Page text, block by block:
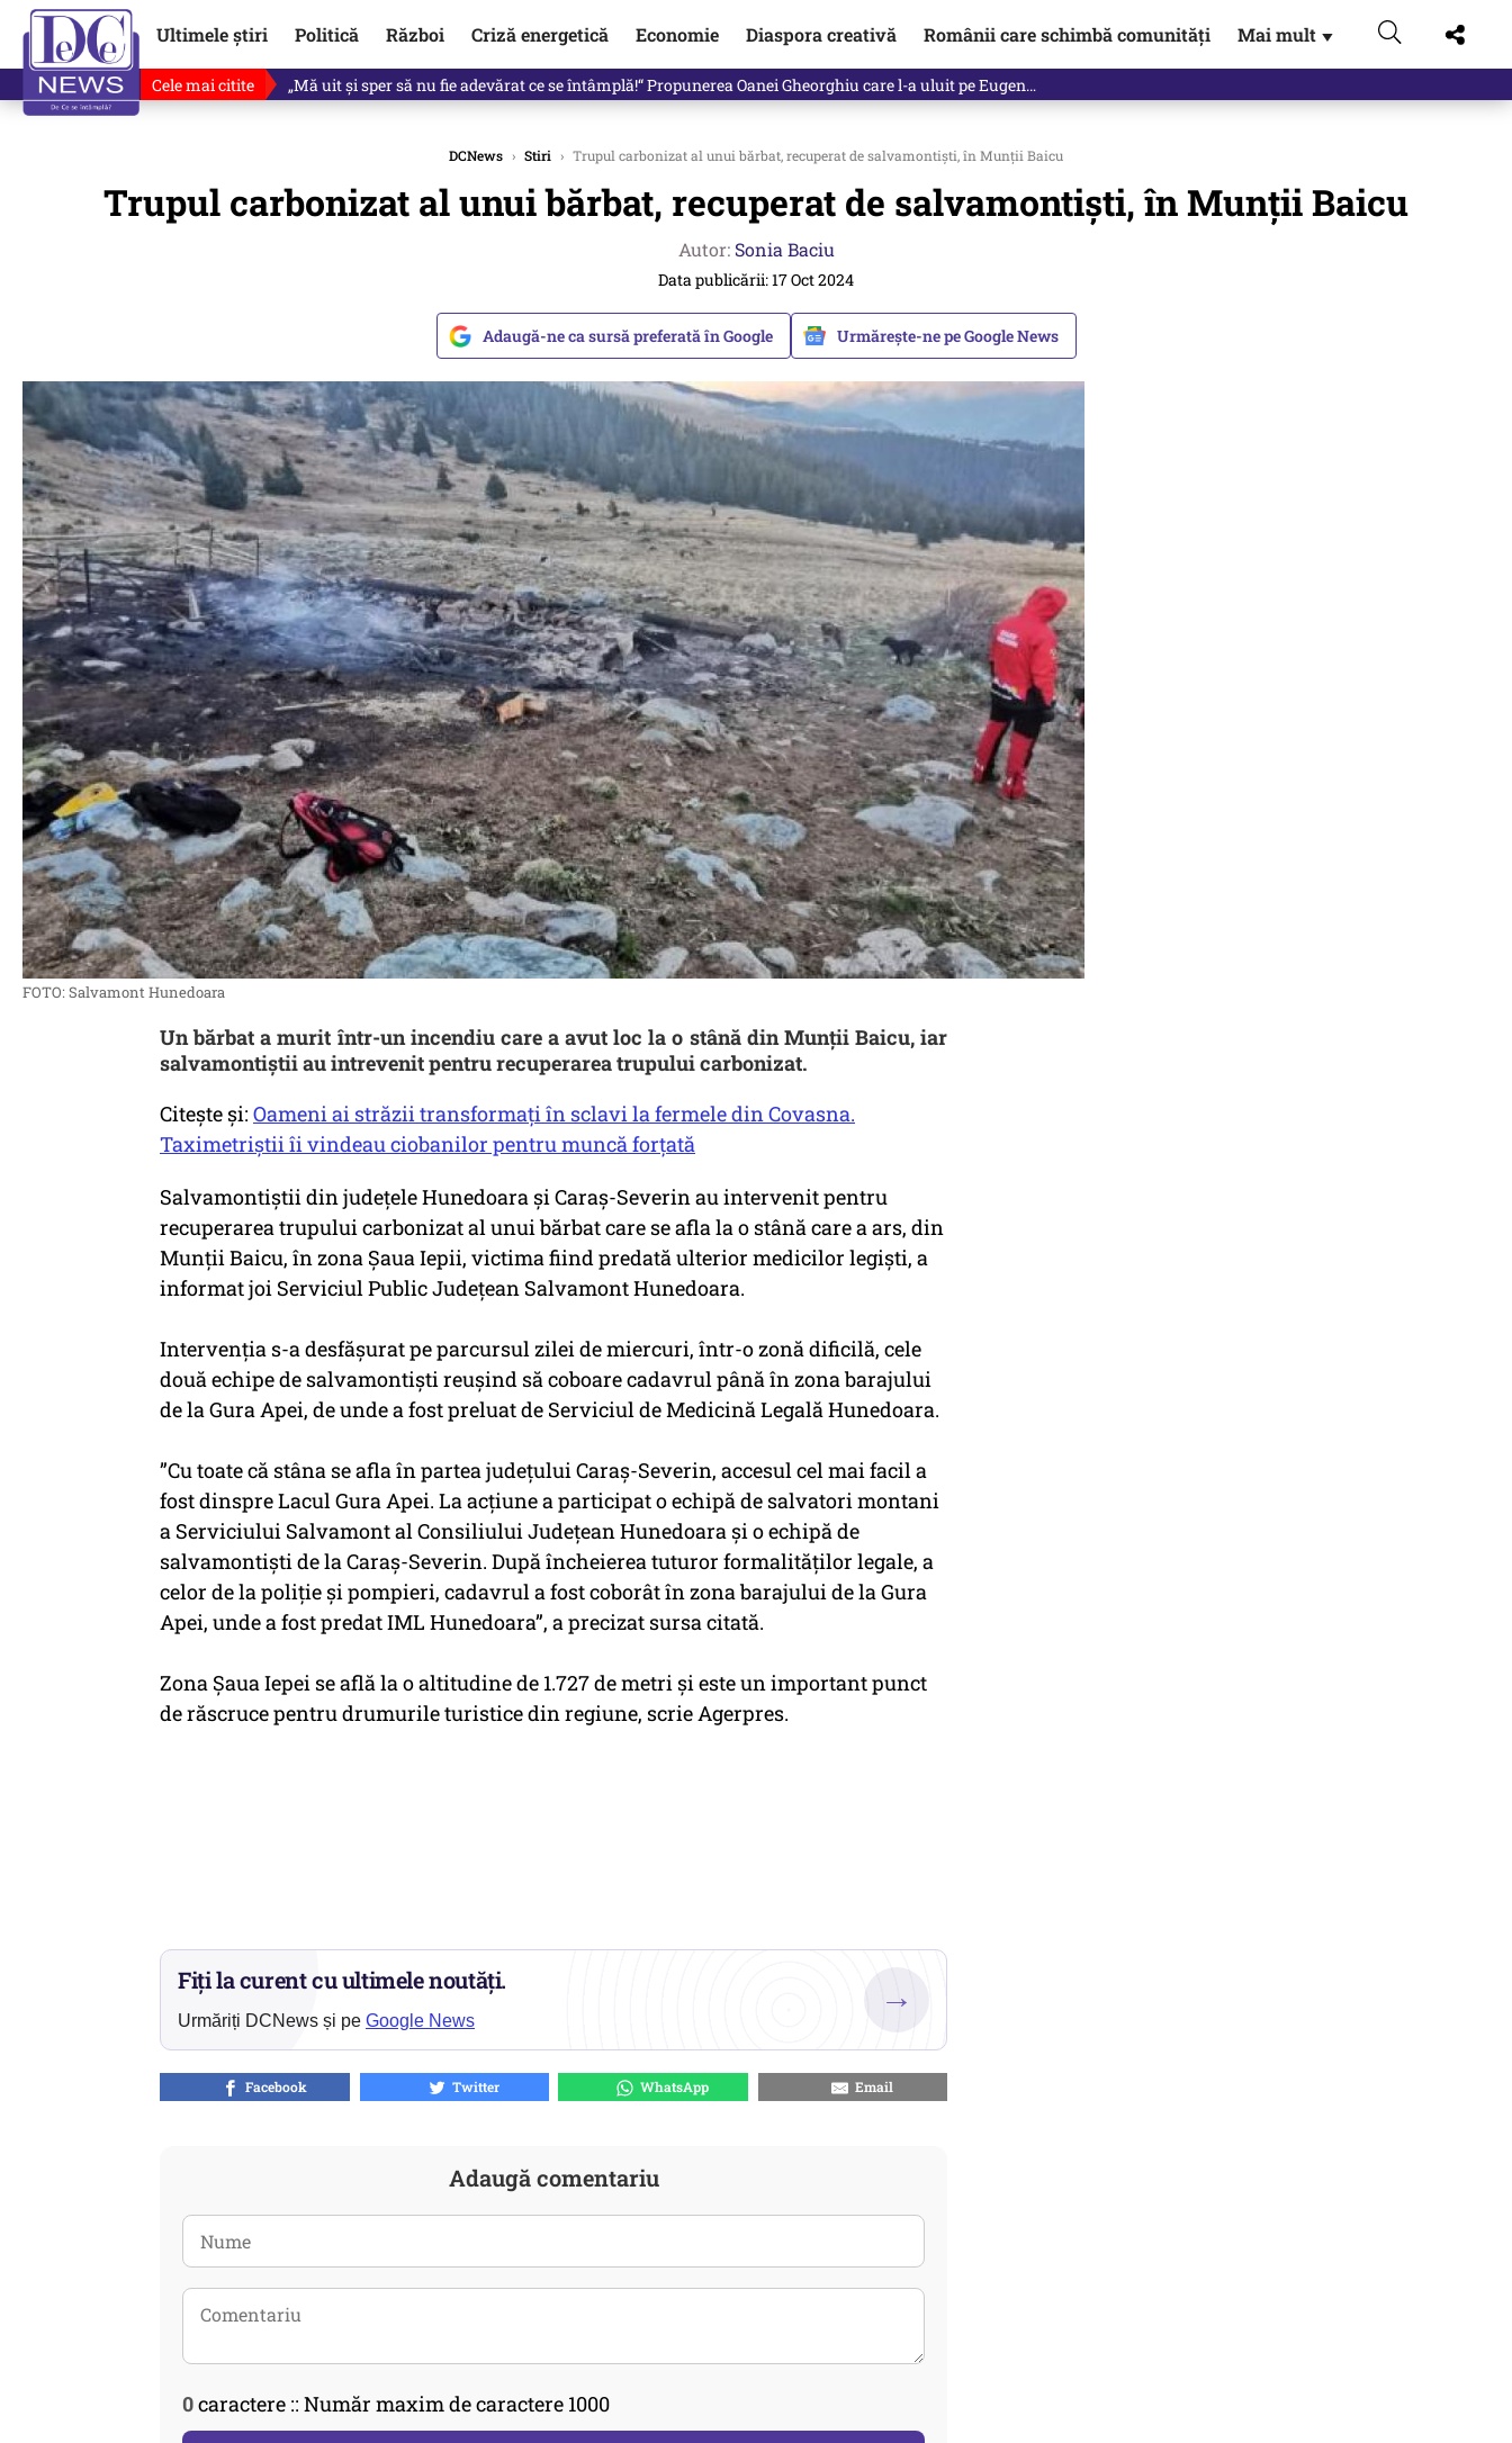
Ultimele știri Politică Război Criză energetică Economie Diaspora creativă Românii care schimbă comunități Mai mult ▼
Cele mai citite Singurul lucru care l-ar putea clinti pe Ilie Bolojan de la Palatul Victoria. Verdictul lui Bogdan Chirieac
DCNews › Stiri › Trupul carbonizat al unui bărbat, recuperat de salvamontiști, în Munții Baicu
Trupul carbonizat al unui bărbat, recuperat de salvamontiști, în Munții Baicu
Autor: Sonia Baciu
Data publicării: 17 Oct 2024
Adaugă-ne ca sursă preferată în Google Urmărește-ne pe Google News
FOTO: Salvamont Hunedoara
Un bărbat a murit într-un incendiu care a avut loc la o stână din Munții Baicu, iar
salvamontiștii au intrevenit pentru recuperarea trupului carbonizat.
Citește și: Oameni ai străzii transformați în sclavi la fermele din Covasna.
Taximetriștii îi vindeau ciobanilor pentru muncă forțată
Salvamontiștii din județele Hunedoara și Caraș-Severin au intervenit pentru
recuperarea trupului carbonizat al unui bărbat care se afla la o stână care a ars, din
Munții Baicu, în zona Șaua Iepii, victima fiind predată ulterior medicilor legiști, a
informat joi Serviciul Public Județean Salvamont Hunedoara.
Intervenția s-a desfășurat pe parcursul zilei de miercuri, într-o zonă dificilă, cele
două echipe de salvamontiști reușind să coboare cadavrul până în zona barajului
de la Gura Apei, de unde a fost preluat de Serviciul de Medicină Legală Hunedoara.
”Cu toate că stâna se afla în partea județului Caraș-Severin, accesul cel mai facil a
fost dinspre Lacul Gura Apei. La acțiune a participat o echipă de salvatori montani
a Serviciului Salvamont al Consiliului Județean Hunedoara și o echipă de
salvamontiști de la Caraș-Severin. După încheierea tuturor formalităților legale, a
celor de la poliție și pompieri, cadavrul a fost coborât în zona barajului de la Gura
Apei, unde a fost predat IML Hunedoara”, a precizat sursa citată.
Zona Șaua Iepei se află la o altitudine de 1.727 de metri și este un important punct
de răscruce pentru drumurile turistice din regiune, scrie Agerpres.
Fiți la curent cu ultimele noutăți.
Urmăriți DCNews și pe Google News
→
Facebook Twitter WhatsApp Email
Adaugă comentariu
0caractere :: Număr maxim de caractere 1000